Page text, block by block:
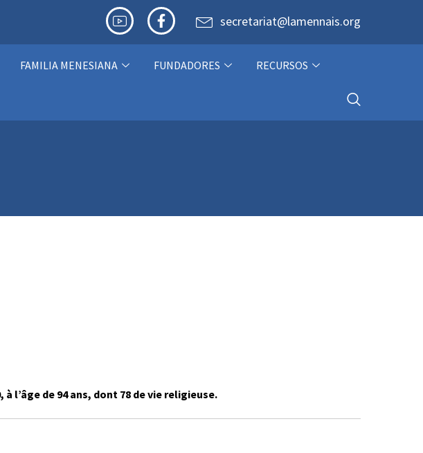
secretariat@lamennais.org
FAMILIA MENESIANA FUNDADORES
RECURSOS
l’âge de 94 ans, dont 78 de vie religieuse.